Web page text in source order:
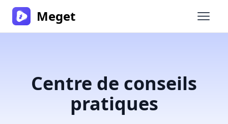
Meget
Centre de conseils
pratiques